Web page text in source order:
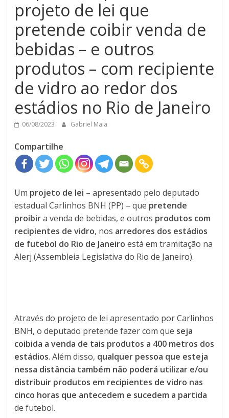
projeto de lei que
pretende coibir venda de
bebidas – e outros
produtos – com recipiente
de vidro ao redor dos
estádios no Rio de Janeiro
06/08/2023 Gabriel Maia
Compartilhe
Um projeto de lei – apresentado pelo deputado
estadual Carlinhos BNH (PP) – que pretende
proibira venda de bebidas, e outros produtos com
recipientes de vidro, nos arredores dos estádios
de futebol do Rio de Janeiro está em tramitação na
Alerj (Assembleia Legislativa do Rio de Janeiro).
Através do projeto de lei apresentado por Carlinhos
BNH, o deputado pretende fazer com que seja
coibida a venda de tais produtos a 400 metros dos
estádios. Além disso, qualquer pessoa que esteja
nessa distância também não poderá utilizar e/ou
distribuir produtos em recipientes de vidro nas
cinco horas que antecedem e sucedem a partida
de futebol.